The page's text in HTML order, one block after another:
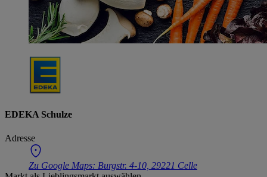
EDEKA Schulze
Adresse
Zu Google Maps: Burgstr. 4-10, 29221 Celle